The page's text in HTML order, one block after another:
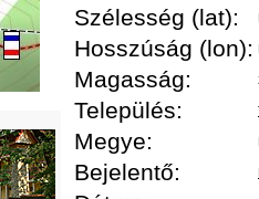
Szélesség (lat):
Hosszúság (lon):
Magasság:
Település:
Megye:
Bejelentő: